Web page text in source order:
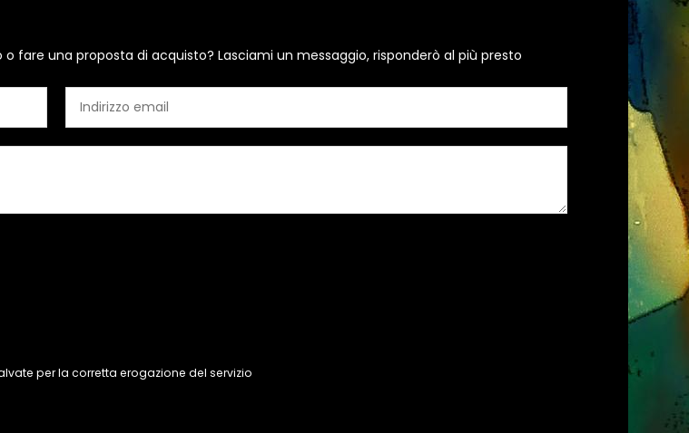
fare una proposta di acquisto? Lasciami un messaggio, risponderò al più presto
per la corretta erogazione del servizio